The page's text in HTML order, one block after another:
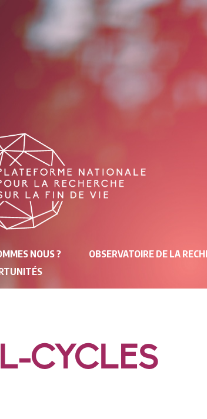
NOUS ? OBSERVATOIRE DE LA
CYCLES